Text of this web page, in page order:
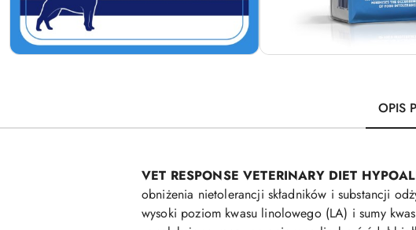
OPIS
VET RESPONSE VETERINARY DIET
obniżenia nietolerancji składników i substancji
wysoki poziom kwasu linolowego (LA) i sumy